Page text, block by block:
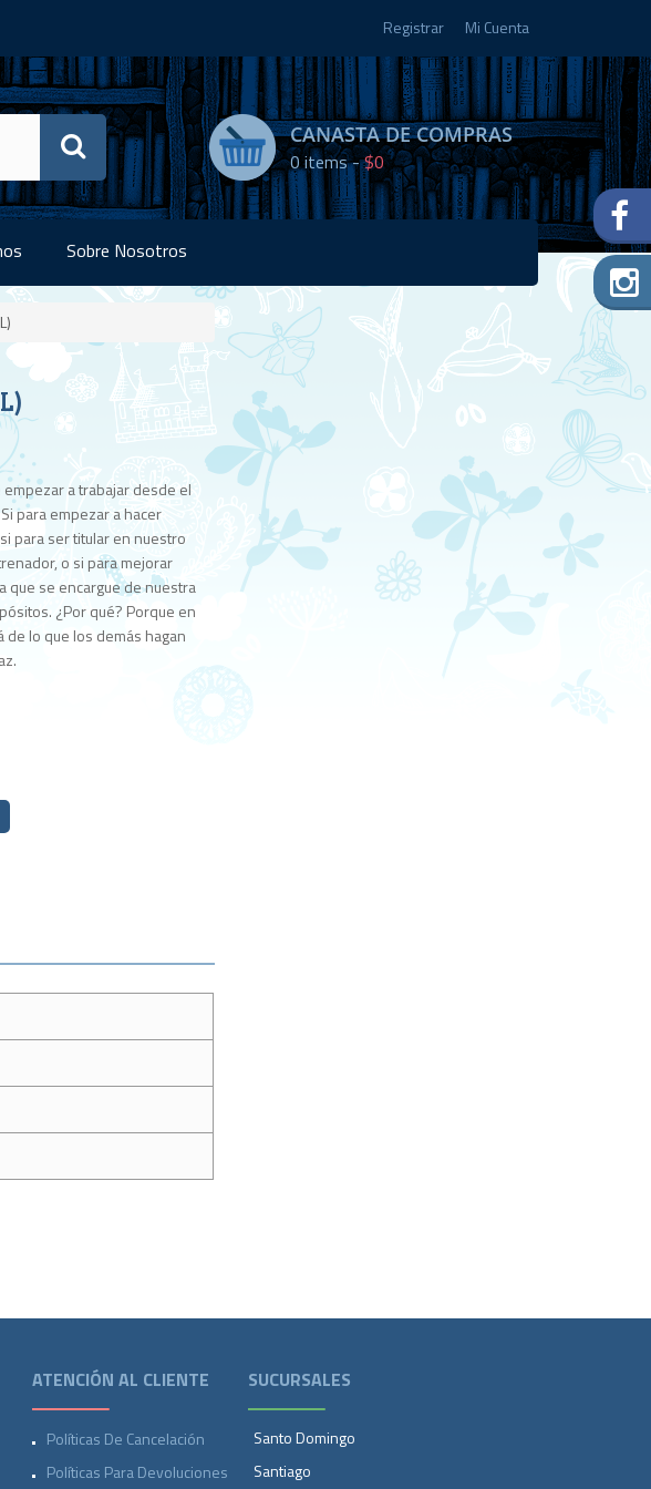
Registrar Mi Cuenta
CANASTA DE COMPRAS
0items -$0
Sobre Nosotros
a trabajar desde el
para empezar a hacer
para ser titular en nuestro
o si para mejorar
que se encargue de nuestra
¿Por qué? Porque en
lo que los demás hagan
Disponibilidad:
Agotado
ATENCIÓN AL CLIENTE
Políticas De Cancelación
Políticas Para Devoluciones
SUCURSALES
Santo Domingo
Santiago